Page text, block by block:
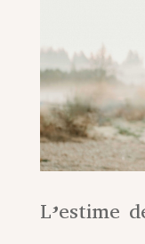
L’estime